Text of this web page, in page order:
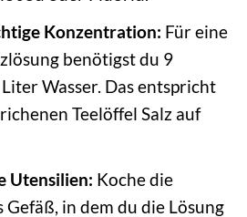
Konzentration: Für eine
benötigst du 9
Wasser. Das entspricht
Teelöffel Salz auf
Utensilien: Koche die
Gefäß, in dem du die Lösung